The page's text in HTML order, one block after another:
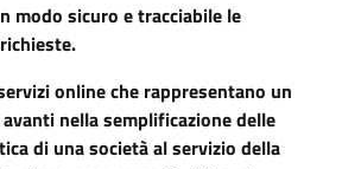
modo sicuro e tracciabile le
online che rappresentano un
nella semplificazione delle
di una società al servizio della